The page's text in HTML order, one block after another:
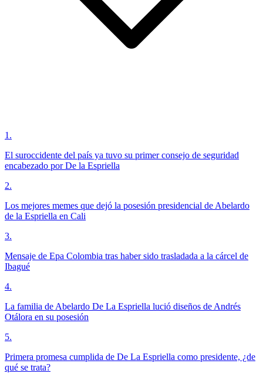
1 .
El suroccidente del país ya tuvo su primer consejo de seguridad
encabezado por De la Espriella
2.
Los mejores memes que dejó la posesión presidencial de Abelardo
de la Espriella en Cali
3.
Mensaje de Epa Colombia tras haber sido trasladada a la cárcel de
Ibagué
4.
La familia de Abelardo De La Espriella lució diseños de Andrés
Otálora en su posesión
5.
Primera promesa cumplida de De La Espriella como presidente, ¿de
qué se trata?